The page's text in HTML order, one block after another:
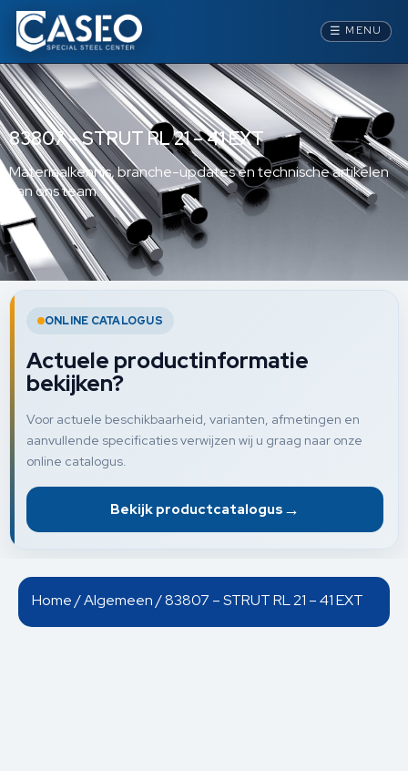
☰ MENU
83807 – STRUT RL 21 – 41 EXT
Materiaalkennis, branche-updates en technische artikelen
van ons team.
ONLINE CATALOGUS
Actuele productinformatie
bekijken?
Voor actuele beschikbaarheid, varianten, afmetingen en
aanvullende specificaties verwijzen wij u graag naar onze
online catalogus.
Bekijk productcatalogus →
Home/Algemeen/ 83807 – STRUT RL 21 – 41 EXT